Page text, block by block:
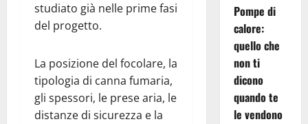
studiato già nelle prime fasi
del progetto.
La posizione del focolare, la
tipologia di canna fumaria,
gli spessori, le prese aria, le
distanze di sicurezza e la
Pompe di
calore:
quello che
non ti
dicono
quando te
le vendono